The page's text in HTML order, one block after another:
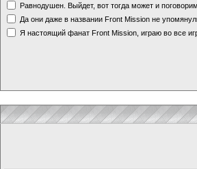
Равнодушен. Выйдет, вот тогда может и поговорим.
Да они даже в названии Front Mission не
Я настоящий фанат Front Mission, играю во все